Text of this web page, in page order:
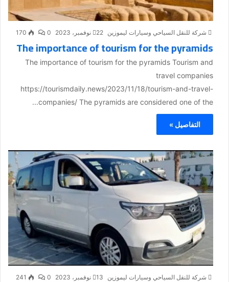
شركة للنقل السياحي وسيارات ليموزين 22 نوفمبر، 2023 0
170
The importance of tourism for the pyramids
The importance of tourism for the pyramids Tourism and
travel companies
https://tourismdaily.news/2023/11/18/tourism-and-travel-
companies/ The pyramids are considered one of the...
التفاصيل »
شركة للنقل السياحي وسيارات ليموزين 13 نوفمبر، 2023 0
241